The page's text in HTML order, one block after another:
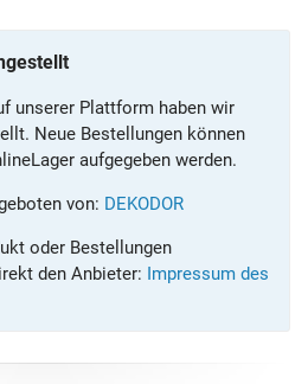
unserer Plattform haben wir
Neue Bestellungen können
aufgegeben werden.
von: DEKODOR
oder Bestellungen
den Anbieter: Impressum des